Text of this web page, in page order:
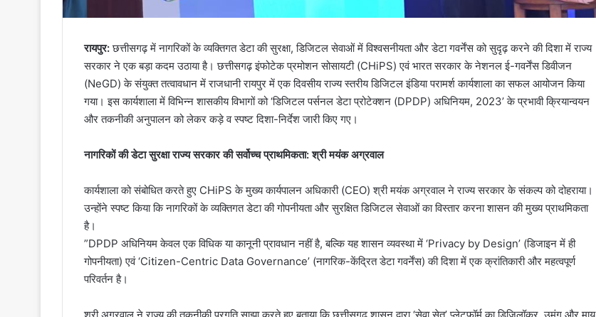
रायपुर:छत्तीसगढ़ में नागरिकों के व्यक्तिगत डेटा की सुरक्षा, डिजिटल सेवाओं में विश्वसनीयता और डेटा गवर्नेंस को सुदृढ़ करने की दिशा में राज्य
सरकार ने एक बड़ा कदम उठाया है। छत्तीसगढ़ इंफोटेक प्रमोशन सोसायटी (CHiPS) एवं भारत सरकार के नेशनल ई-गवर्नेंस डिवीजन
(NeGD) के संयुक्त तत्वावधान में राजधानी रायपुर में एक दिवसीय राज्य स्तरीय डिजिटल इंडिया परामर्श कार्यशाला का सफल आयोजन किया
गया। इस कार्यशाला में विभिन्न शासकीय विभागों को ‘डिजिटल पर्सनल डेटा प्रोटेक्शन (DPDP) अधिनियम, 2023’ के प्रभावी क्रियान्वयन
और तकनीकी अनुपालन को लेकर कड़े व स्पष्ट दिशा-निर्देश जारी किए गए।
​नागरिकों की डेटा सुरक्षा राज्य सरकार की सर्वोच्च प्राथमिकता: श्री मयंक अग्रवाल
कार्यशाला को संबोधित करते हुए CHiPS के मुख्य कार्यपालन अधिकारी (CEO) श्री मयंक अग्रवाल ने राज्य सरकार के संकल्प को दोहराया।
उन्होंने स्पष्ट किया कि नागरिकों के व्यक्तिगत डेटा की गोपनीयता और सुरक्षित डिजिटल सेवाओं का विस्तार करना शासन की मुख्य प्राथमिकता
है।
​”DPDP अधिनियम केवल एक विधिक या कानूनी प्रावधान नहीं है, बल्कि यह शासन व्यवस्था में ‘Privacy by Design’ (डिजाइन में ही
गोपनीयता) एवं ‘Citizen-Centric Data Governance’ (नागरिक-केंद्रित डेटा गवर्नेंस) की दिशा में एक क्रांतिकारी और महत्वपूर्ण
परिवर्तन है।